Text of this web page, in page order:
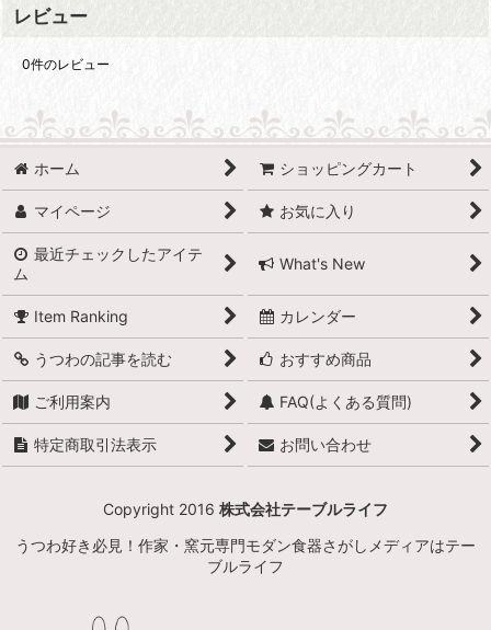
レビュー
0件のレビュー
ホーム ショッピングカート
マイページ お気に入り
最近チェックしたアイテ
ム
What's New
Item Ranking カレンダー
うつわの記事を読む おすすめ商品
ご利用案内 FAQ(よくある質問)
特定商取引法表示 お問い合わせ
Copyright 2016 株式会社テーブルライフ
うつわ好き必見！作家・窯元専門モダン食器さがしメディアはテー
ブルライフ